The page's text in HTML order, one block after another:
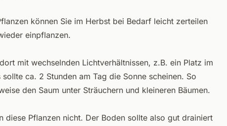
können Sie im Herbst bei Bedarf leicht zerteilen
einpflanzen.
mit wechselnden Lichtverhältnissen, z.B. ein Platz im
sollte ca. 2 Stunden am Tag die Sonne scheinen. So
den Saum unter Sträuchern und kleineren Bäumen.
diese Pflanzen nicht. Der Boden sollte also gut drainiert